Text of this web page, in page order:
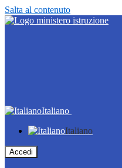
Salta al contenuto
Italiano
Italiano
Accedi